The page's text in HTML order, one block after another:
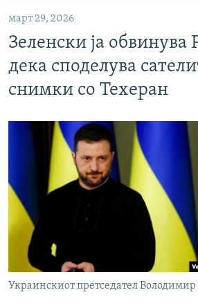
март 29, 2026
Зеленски ја обвинува
дека споделува
снимки со Техеран
Украинскиот претседател Володимир